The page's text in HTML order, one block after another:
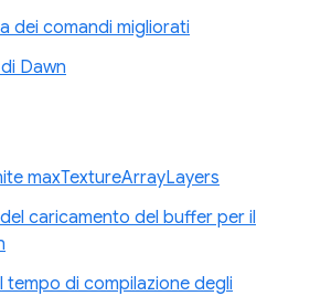
dei comandi migliorati
Dawn
maxTextureArrayLayers
caricamento del buffer per il
tempo di compilazione degli